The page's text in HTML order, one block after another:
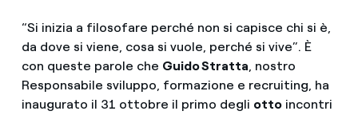
“Si inizia a filosofare perché non si capisce chi si è,
da dove si viene, cosa si vuole, perché si vive”. È
con queste parole che Guido Stratta, nostro
Responsabile sviluppo, formazione e recruiting, ha
inaugurato il 31 ottobre il primo degli ottoincontri